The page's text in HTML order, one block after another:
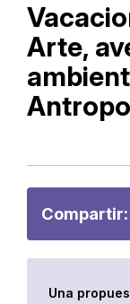
Arte,
Compartir:
Una